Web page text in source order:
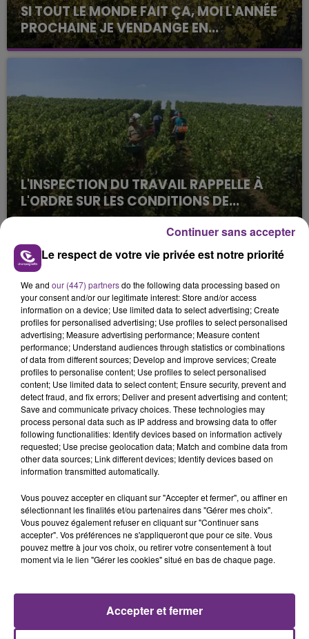
SI TOUT LE MONDE FAIT ÇA, MOI L'ANNÉE
PROCHAINE JE VENDANGE EN...
La vendange en Champagne a débuté ce jeudi 6
août dans la commune de Montgueux (Aube). Du
L'INSPECTION DU TRAVAIL RAPPELLE À
L'ORDRE SUR LES CONDITIONS DE...
Alors que les dates de début des vendange 2026
s'est avéré être plus précoce que prévu,
l'inspection du Travail en profite pour rappeler
les conditions de...
TITRES DIFFUSÉS
1h39
1h39
AMIR
On Dirait
1h36
1h36
ALEX WARREN
Fever Dream
GIMS LADY GAGA
Le respect de votre vie privée est notre priorité
We and our (447) partnersdo the following data processing based on
your consent and/or our legitimate interest: Store and/or access
information on a device; Use limited data to select advertising; Create
profiles for personalised advertising; Use profiles to select personalised
advertising; Measure advertising performance; Measure content
performance; Understand audiences through statistics or combinations
of data from different sources; Develop and improve services; Create
profiles to personalise content; Use profiles to select personalised
content; Use limited data to select content; Ensure security, prevent and
detect fraud, and fix errors; Deliver and present advertising and content;
Save and communicate privacy choices. These technologies may
process personal data such as IP address and browsing data to offer
following functionalities: Identify devices based on information actively
requested; Use precise geolocation data; Match and combine data from
other data sources; Link different devices; Identify devices based on
information transmitted automatically.
Vous pouvez accepter en cliquant sur "Accepter et fermer", ou affiner en
sélectionnant les finalités et/ou partenaires dans "Gérer mes choix".
Vous pouvez également refuser en cliquant sur "Continuer sans
accepter". Vos préférences ne s'appliqueront que pour ce site. Vous
pouvez mettre à jour vos choix, ou retirer votre consentement à tout
moment via le lien "Gérer les cookies" situé en bas de chaque page.
Accepter et fermer
Continuer sans accepter